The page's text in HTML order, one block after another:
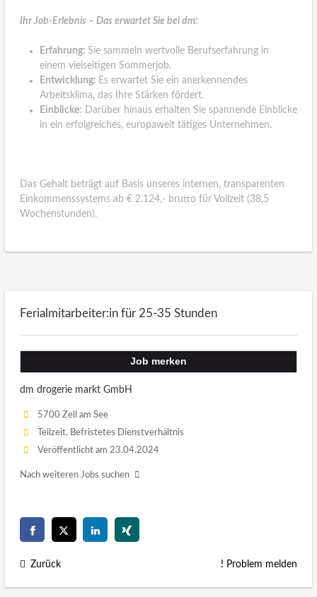
Ihr Job-Erlebnis – Das erwartet Sie bei dm:
Erfahrung: Sie sammeln wertvolle Berufserfahrung in
einem vielseitigen Sommerjob.
Entwicklung: Es erwartet Sie ein anerkennendes
Arbeitsklima, das Ihre Stärken fördert.
Einblicke: Darüber hinaus erhalten Sie spannende Einblicke
in ein erfolgreiches, europaweit tätiges Unternehmen.
Das Gehalt beträgt auf Basis unseres internen, transparenten
Einkommenssystems ab € 2.124,- brutto für Vollzeit (38,5
Wochenstunden).
Ferialmitarbeiter:in für 25-35 Stunden
Job merken
dm drogerie markt GmbH
5700 Zell am See
Teilzeit, Befristetes Dienstverhältnis
Veröffentlicht am 23.04.2024
Nach weiteren Jobs suchen
Zurück ! Problem melden